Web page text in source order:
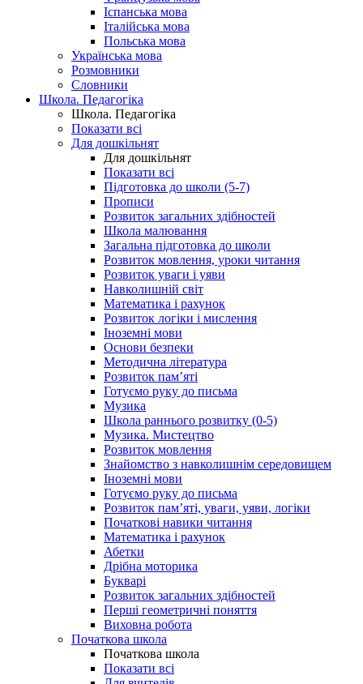
Іспанська мова
Італійська мова
Польська мова
Українська мова
Розмовники
Словники
Школа. Педагогіка
Школа. Педагогіка
Показати всі
Для дошкільнят
Для дошкільнят
Показати всі
Підготовка до школи (5-7)
Прописи
Розвиток загальних здібностей
Школа малювання
Загальна підготовка до школи
Розвиток мовлення, уроки читання
Розвиток уваги і уяви
Навколишній світ
Математика і рахунок
Розвиток логіки і мислення
Іноземні мови
Основи безпеки
Методична література
Розвиток пам’яті
Готуємо руку до письма
Музика
Школа раннього розвитку (0-5)
Музика. Мистецтво
Розвиток мовлення
Знайомство з навколишнім середовищем
Іноземні мови
Готуємо руку до письма
Розвиток пам’яті, уваги, уяви, логіки
Початкові навики читання
Математика і рахунок
Абетки
Дрібна моторика
Букварі
Розвиток загальних здібностей
Перші геометричні поняття
Виховна робота
Початкова школа
Початкова школа
Показати всі